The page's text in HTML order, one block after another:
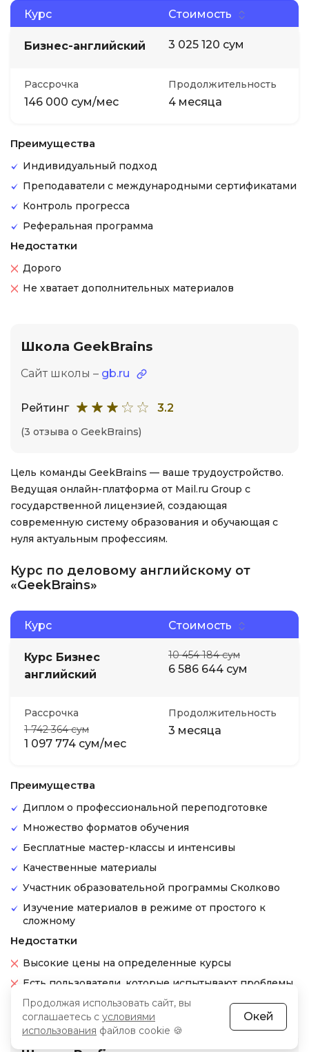
Курс Стоимость
Бизнес-английский 3 025 120 сум
Рассрочка
146 000 сум/мес
Продолжительность
4 месяца
Преимущества
Индивидуальный подход
Преподаватели с международными сертификатами
Контроль прогресса
Реферальная программа
Недостатки
Дорого
Не хватает дополнительных материалов
Школа GeekBrains
Сайт школы – gb.ru
Рейтинг 3.2
(3 отзыва о GeekBrains)
Цель команды GeekBrains — ваше трудоустройство.
Ведущая онлайн-платформа от Mail.ru Group с
государственной лицензией, создающая
современную систему образования и обучающая с
нуля актуальным профессиям.
Курс по деловому английскому от
«GeekBrains»
Курс Стоимость
Курс Бизнес
английский
10 454 184 сум
6 586 644 сум
Рассрочка
1 742 364 сум
1 097 774 сум/мес
Продолжительность
3 месяца
Преимущества
Диплом о профессиональной переподготовке
Множество форматов обучения
Бесплатные мастер-классы и интенсивы
Качественные материалы
Участник образовательной программы Сколково
Изучение материалов в режиме от простого к
сложному
Недостатки
Высокие цены на определенные курсы
Есть пользователи, которые испытывают проблемы
с возвратом денег
Продолжая использовать сайт, вы
соглашаетесь с условиями
использования файлов cookie 🍪
Окей